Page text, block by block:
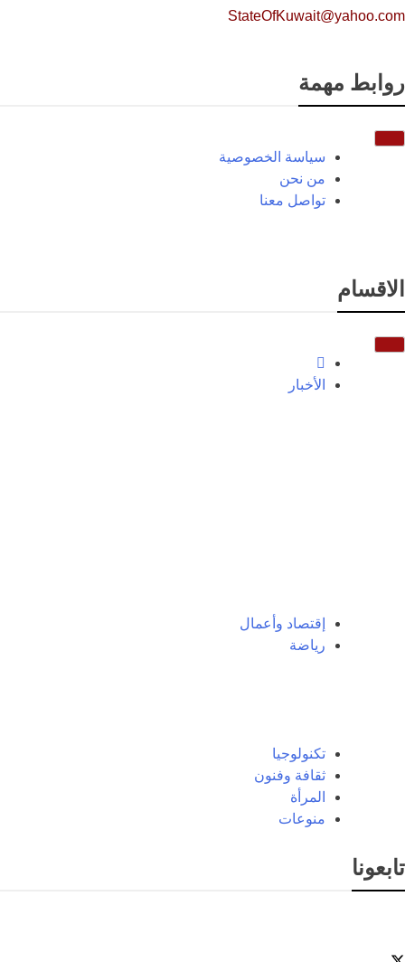
StateOfKuwait@yahoo.com
روابط مهمة
سياسة الخصوصية
من نحن
تواصل معنا
الاقسام
الأخبار
إقتصاد وأعمال
رياضة
تكنولوجيا
ثقافة وفنون
المرأة
منوعات
تابعونا